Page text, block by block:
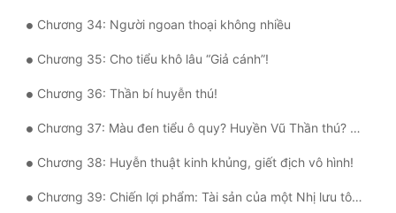
Đồng NhânChương 34: Người ngoan thoại không nhiều
Chương 35: Cho tiểu khô lâu “Giả cánh”!
Chương 36: Thần bí huyễn thú!
Chương 37: Màu đen tiểu ô quy? Huyền Vũ Thần thú? Lại một cực phẩm!
Chương 38: Huyễn thuật kinh khủng, giết địch vô hình!
Chương 39: Chiến lợi phẩm: Tài sản của một Nhị lưu tông môn!